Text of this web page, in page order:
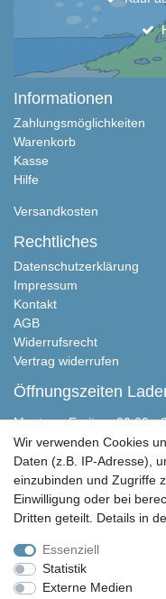
Informationen
Zahlungsmöglichkeiten
Warenkorb
Kasse
Hilfe
Versandkosten
Rechtliches
Datenschutzerklärung
Impressum
Kontakt
AGB
Widerrufsrecht
Vertrag widerrufen
Öffnungszeiten
Montag - Freitag, 00:00 -
Samstag nach Absprache
Sonntag geschlossen
Peter Butschkow
Martensen Handels &
Eichweberstraße 4
D-25821 Bredstedt
04671 943 349 0
Wir verwenden Cookies
Daten (z.B. IP-Adresse),
einzubinden und Zugriffe
Einwilligung oder bei
Dritten geteilt. Details in
Essenziell
Statistik
Externe Medien